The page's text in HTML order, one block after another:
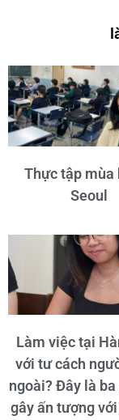
Thực tập mùa
Seoul
Làm việc tại
với tư cách
ngoài? Đây là
gây ấn tượng